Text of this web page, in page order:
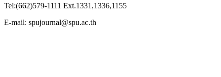
Tel:(662)579-1111 Ext.1331,1336,1155
E-mail: spujournal@spu.ac.th